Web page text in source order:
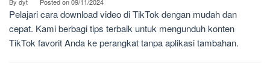
Pelajari cara download video di TikTok dengan mudah dan
cepat. Kami berbagi tips terbaik untuk mengunduh konten
TikTok favorit Anda ke perangkat tanpa aplikasi tambahan.